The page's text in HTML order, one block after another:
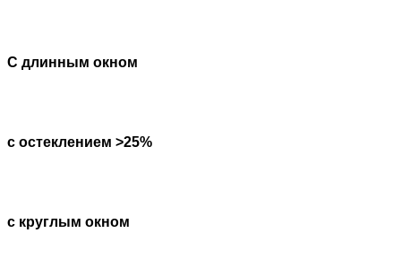
С длинным окном
с остеклением >25%
с круглым окном